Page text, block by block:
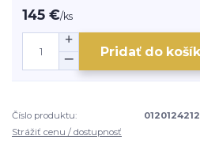
145 €/ks
Pridať do
Číslo produktu:
Strážiť cenu / dostupnosť